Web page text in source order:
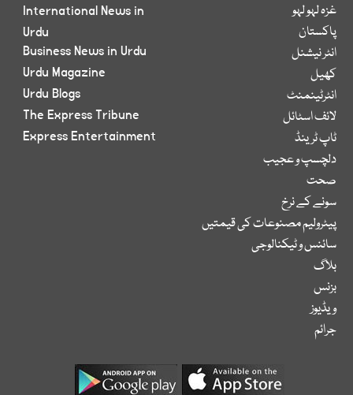
غزہ لہو لہو
پاکستان
انٹر نیشنل
کھیل
انٹرٹینمنٹ
لائف اسٹائل
ٹاپ ٹرینڈ
دلچسپ و عجیب
صحت
سونے کے نرخ
پیٹرولیم مصنوعات کی قیمتیں
سائنس و ٹیکنالوجی
بلاگ
بزنس
ویڈیوز
جرائم
International News in
Urdu
Business News in Urdu
Urdu Magazine
Urdu Blogs
The Express Tribune
Express Entertainment